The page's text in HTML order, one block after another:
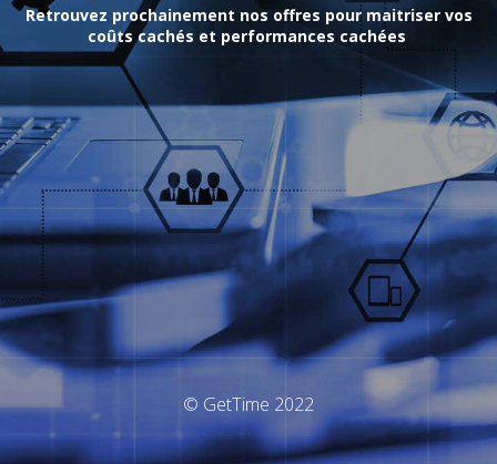
Retrouvez prochainement nos offres pour maitriser vos
coûts cachés et performances cachées
© GetTime 2022